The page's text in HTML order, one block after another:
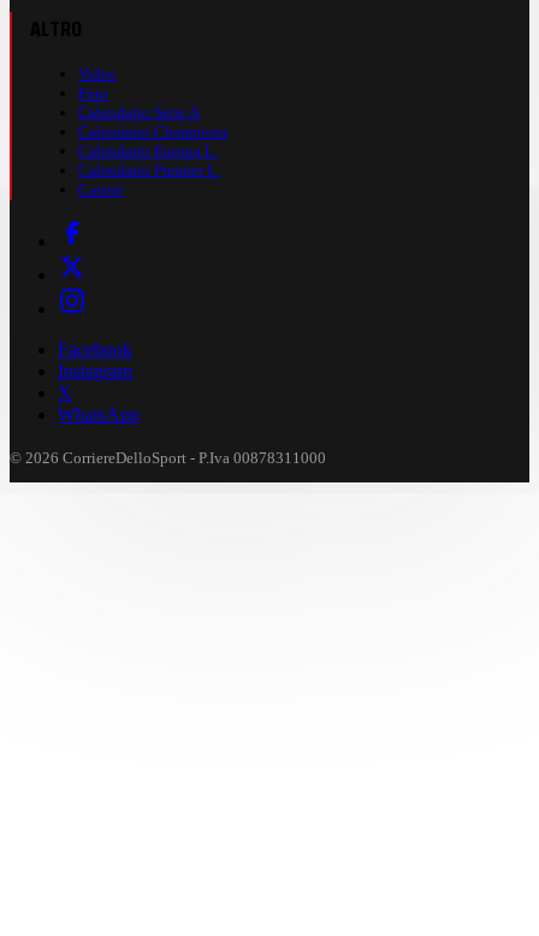
Video
Foto
Calendario Serie A
Calendario Champions
Calendario Europa L.
Calendario Premier L.
Casinò
Facebook
Instagram
X
WhatsApp
© 2026 CorriereDelloSport - P.Iva 00878311000